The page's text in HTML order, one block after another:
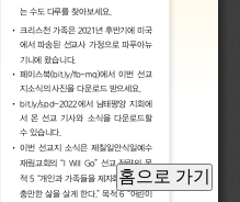
는 수도 다루를 찾아보세요.
•  크리스천 가족은 2021년 후반기에 미국
에서 파송된 선교사 가정으로 파푸아뉴
기니에 왔습니다.
•  페이스북(bit.ly/fb-mq)에서 이번 선교
지소식의 사진을 다운로드 받으세요.
•  bit.ly/spd-2022에서 남태평양 지회에
서 온 선교 기사와 소식을 다운로드할
수 있습니다.
•  이번 선교지 소식은 제칠일안식일예수
재림교회의 “I Will Go” 선교 전략의 목
적 5 “개인과 가족들을 제자화하여 성령
충만한 삶을 살게 한다.” 목적 6 “어린이
홈으로 가기